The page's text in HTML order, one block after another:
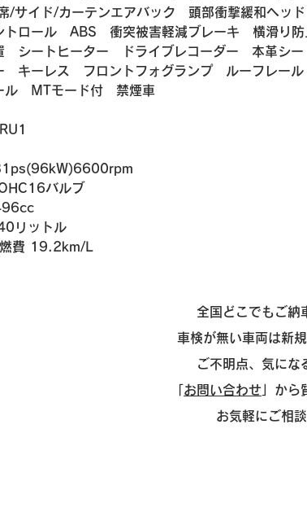
/サイド/カーテンエアバック　頭部衝撃緩和ヘッド
トロール　ABS　衝突被害軽減ブレーキ　横滑り
　シートヒーター　ドライブレコーダー　本革シー
　キーレス　フロントフォグランプ　ルーフレール
ル　MTモード付　禁煙車
バルブ
リットル
費 19.2km/L
全国どこでもご納
車検が無い車両は新
ご不明点、気にな
お問い合わせ 」から
お気軽にご相談